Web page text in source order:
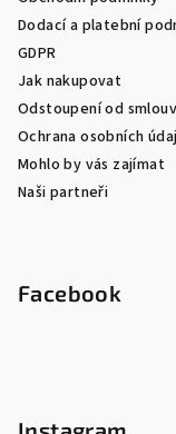
Dodací a platební
GDPR
Jak nakupovat
Odstoupení od
Ochrana osobních
Mohlo by vás zajímat
Naši partneři
Facebook